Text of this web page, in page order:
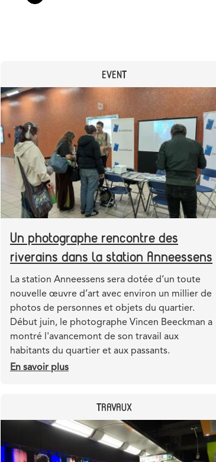
EVENT
Header
image
Image
Un photographe rencontre des
riverains dans la station Anneessens
Teaser
La station Anneessens sera dotée d’un toute
nouvelle œuvre d’art avec environ un millier de
photos de personnes et objets du quartier.
Début juin, le photographe Vincen Beeckman a
montré l'avancemont de son travail aux
habitants du quartier et aux passants.
En savoir plus
rencontre
des
riverains
dans
TRAVAUX
image